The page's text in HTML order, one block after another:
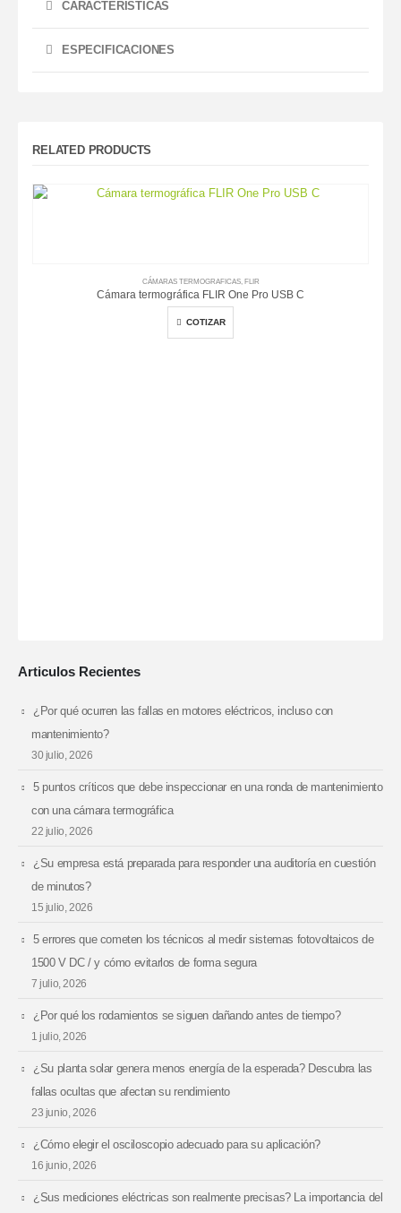
CARACTERÍSTICAS
ESPECIFICACIONES
RELATED PRODUCTS
CÁMARAS TERMOGRAFICAS, FLIR
Cámara termográfica FLIR One Pro USB C
COTIZAR
Articulos Recientes
¿Por qué ocurren las fallas en motores eléctricos, incluso con
mantenimiento?
30 julio, 2026
5 puntos críticos que debe inspeccionar en una ronda de mantenimiento
con una cámara termográfica
22 julio, 2026
¿Su empresa está preparada para responder una auditoría en cuestión
de minutos?
15 julio, 2026
5 errores que cometen los técnicos al medir sistemas fotovoltaicos de
1500 V DC / y cómo evitarlos de forma segura
7 julio, 2026
¿Por qué los rodamientos se siguen dañando antes de tiempo?
1 julio, 2026
¿Su planta solar genera menos energía de la esperada? Descubra las
fallas ocultas que afectan su rendimiento
23 junio, 2026
¿Cómo elegir el osciloscopio adecuado para su aplicación?
16 junio, 2026
¿Sus mediciones eléctricas son realmente precisas? La importancia del